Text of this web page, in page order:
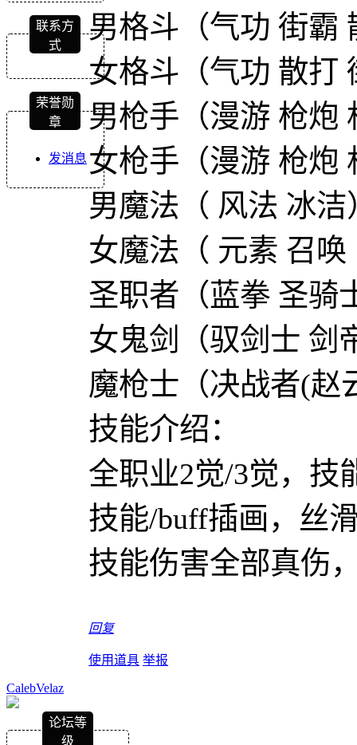
联系方
式
荣誉勋
章
发消息
男格斗（气功 街霸
女格斗（气功 散打
男枪手（漫游 枪炮
女枪手（漫游 枪炮
男魔法（ 风法 冰洁
女魔法（ 元素 召
圣职者（蓝拳 圣骑
女鬼剑（驭剑士 剑
魔枪士（决战者(赵
技能介绍：
全职业2觉/3觉，技
技能/buff插画，丝
技能伤害全部真伤
回复
使用道具 举报
CalebVelaz
论坛等
级